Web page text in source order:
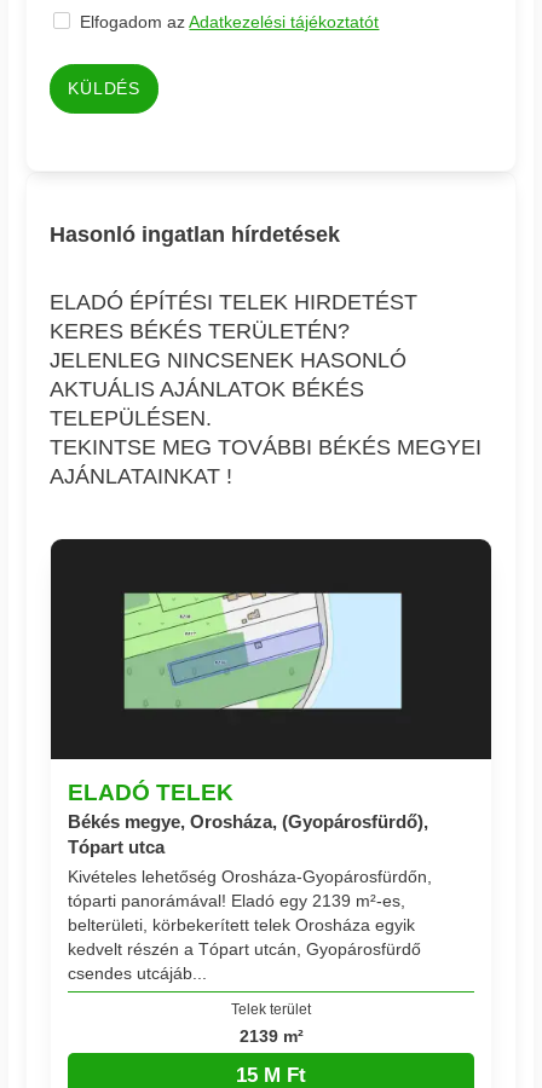
Elfogadom azAdatkezelési tájékoztatót
KÜLDÉS
Hasonló ingatlan hírdetések
ELADÓ ÉPÍTÉSI TELEK HIRDETÉST
KERES BÉKÉS TERÜLETÉN?
JELENLEG NINCSENEK HASONLÓ
AKTUÁLIS AJÁNLATOK BÉKÉS
TELEPÜLÉSEN.
TEKINTSE MEG TOVÁBBI BÉKÉS MEGYEI
AJÁNLATAINKAT !
ELADÓ TELEK
Békés megye, Orosháza, (Gyopárosfürdő),
Tópart utca
Kivételes lehetőség Orosháza-Gyopárosfürdőn,
tóparti panorámával! Eladó egy 2139 m²-es,
belterületi, körbekerített telek Orosháza egyik
kedvelt részén a Tópart utcán, Gyopárosfürdő
csendes utcájáb...
Telek terület
2139 m²
15 M Ft